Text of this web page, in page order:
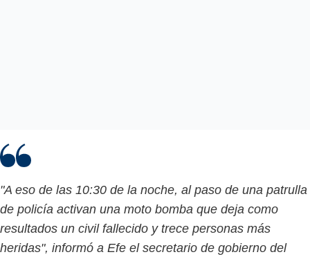
"A eso de las 10:30 de la noche, al paso de una patrulla
de policía activan una moto bomba que deja como
resultados un civil fallecido y trece personas más
heridas", informó a Efe el secretario de gobierno del